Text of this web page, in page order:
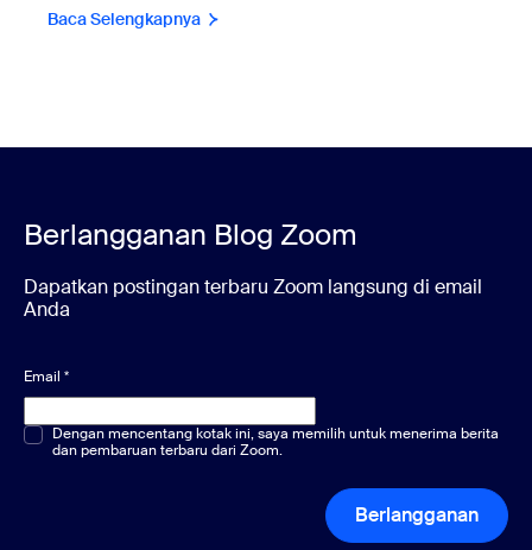
Baca Selengkapnya
Berlangganan Blog Zoom
Dapatkan postingan terbaru Zoom langsung di email
Anda
Email *
Pilihan ganda atau tunggal*
Dengan mencentang kotak ini, saya memilih untuk menerima berita
dan pembaruan terbaru dari Zoom.
Berlangganan